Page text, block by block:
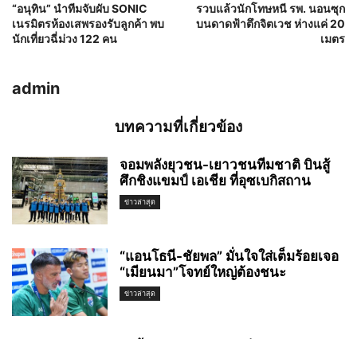
“อนุทิน” นำทีมจับผับ SONIC
เนรมิตรห้องเสพรองรับลูกค้า พบ
นักเที่ยวฉี่ม่วง 122 คน
รวบแล้วนักโทษหนี รพ. นอนซุก
บนดาดฟ้าตึกจิตเวช ห่างแค่ 20
เมตร
admin
บทความที่เกี่ยวข้อง
จอมพลังยุวชน-เยาวชนทีมชาติ บินสู้
ศึกชิงแขมป์ เอเชีย ที่อุซเบกิสถาน
ข่าวล่าสุด
“แอนโธนี-ชัยพล” มั่นใจใส่เต็มร้อยเจอ
“เมียนมา”โจทย์ใหญ่ต้องชนะ
ข่าวล่าสุด